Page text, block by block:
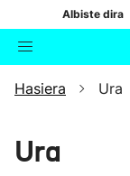
Albiste dira
Bilatzailea
Hasiera Ura
Ura